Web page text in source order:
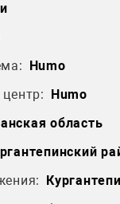
Humo
Humo
область